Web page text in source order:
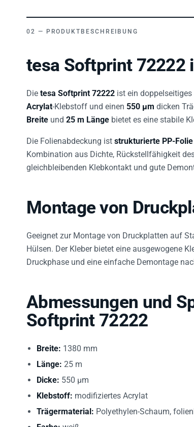
PRODUKTBESCHREIBUNG
tesa Softprint 72222
Die tesa Softprint 72222 ist ein doppelseitiges
Acrylat -Klebstoff und einen 550 µm dicken
Breite und 25 m Länge bietet es eine stabile
Die Folienabdeckung ist strukturierte PP-Folie
Kombination aus Dichte, Rückstellfähigkeit
gleichbleibenden Klebkontakt und gute
Montage von
Geeignet zur Montage von Druckplatten auf
Hülsen. Der Kleber bietet eine ausgewogene
Druckphase und eine einfache Demontage
Abmessungen und
Softprint 72222
Breite: 1380 mm
Länge: 25 m
Dicke: 550 µm
Klebstoff: modifiziertes Acrylat
Trägermaterial: Polyethylen-Schaum,
Farbe: weiß